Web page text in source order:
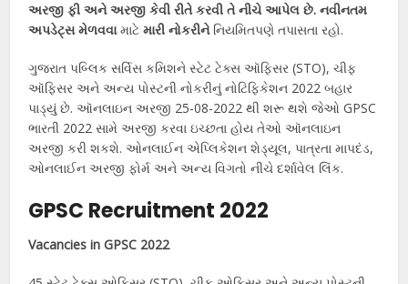
અરજી ફી અને અરજી કેવી રીતે કરવી તે નીચે આપેલ છે. નવીનતમ
અપડેટ્સ મેળવવામાટેમારી નોકરીનેનિયમિતપણે તપાસતા રહો.
ગુજરાત પબ્લિક સર્વિસ કમિશને સ્ટેટ ટેક્સ ઑફિસર (STO), ચીફ
ઑફિસર અને અન્ય પોસ્ટની નોકરીનું નોટિફિકેશન 2022 બહાર
પાડ્યું છે. ઑનલાઇન અરજી 25-08-2022 થી શરૂ થશે જેઓ GPSC
ભારતી 2022 સામે અરજી કરવા ઇચ્છતા હોય તેઓ ઑનલાઇન
અરજી કરી શકશે. ઓનલાઈન એપ્લિકેશન શેડ્યૂલ, પાત્રતા માપદંડ,
ઓનલાઈન અરજી ફોર્મ અને અન્ય વિગતો નીચે દર્શાવેલ લિંક.
GPSC Recruitment 2022
Vacancies in GPSC 2022